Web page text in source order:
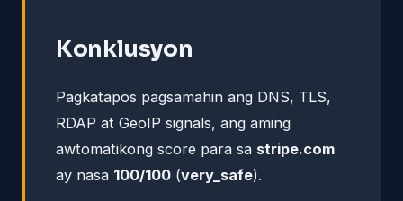
Konklusyon
Pagkatapos pagsamahin ang DNS, TLS,
RDAP at GeoIP signals, ang aming
awtomatikong score para sa stripe.com
ay nasa 100/100 (very_safe).